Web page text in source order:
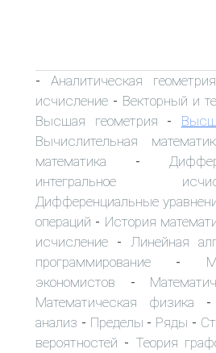
- Аналитическая геометрия
исчисление - Векторный и
Высшая геометрия -
Вычислительная
математика -
интегральное
Дифференциальные
операций - История
исчисление - Линейная
программирование -
экономистов -
Математическая физика -
анализ - Пределы - Ряды -
вероятностей - Теория